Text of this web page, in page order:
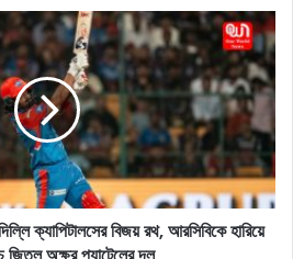
ক্যাপিটালসের বিজয় রথ, আরসিবিকে হারিয়ে